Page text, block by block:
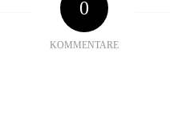
0
KOMMENTARE